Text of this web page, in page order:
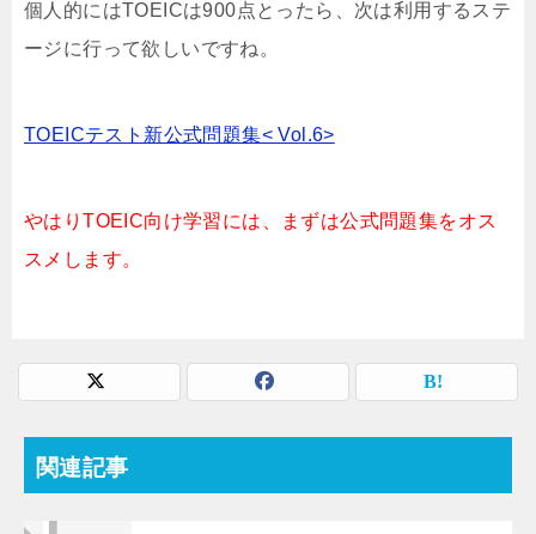
個人的にはTOEICは900点とったら、次は利用するステ
ージに行って欲しいですね。
TOEICテスト新公式問題集< Vol.6>
やはりTOEIC向け学習には、まずは公式問題集をオス
スメします。
関連記事